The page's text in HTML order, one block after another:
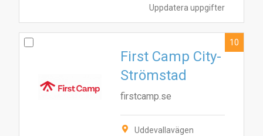
Uppdatera uppgifter
First Camp City-
Strömstad
firstcamp.se
Uddevallavägen
10